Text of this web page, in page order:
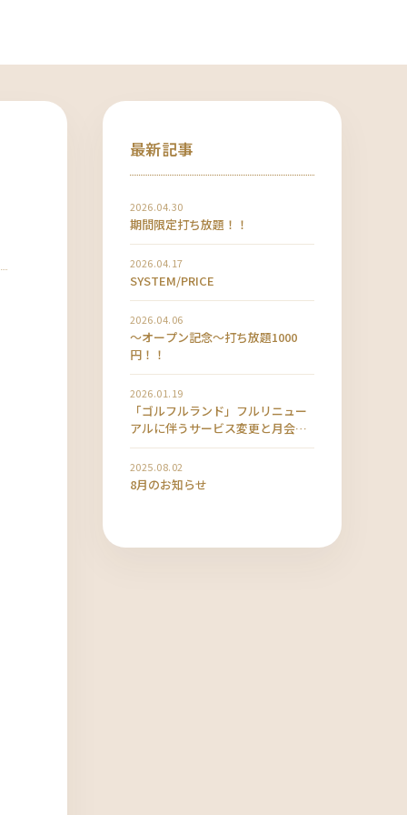
最新記事
2026.04.30
期間限定打ち放題！！
2026.04.17
SYSTEM/PRICE
2026.04.06
〜オープン記念〜打ち放題1000
円！！
2026.01.19
「ゴルフルランド」フルリニュー
アルに伴うサービス変更と月会費
改定のお知らせ
2025.08.02
8月のお知らせ